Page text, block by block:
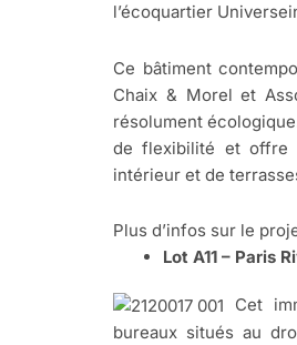
l’écoquartier
Ce bâtiment
Chaix & Morel et
résolument
de flexibilité et offre
intérieur et de
Plus d’infos sur le
Lot A11 – Paris
Cet
bureaux situés au